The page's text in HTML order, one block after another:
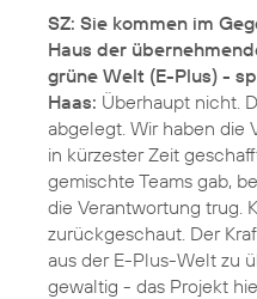
SZ: Sie kommen im
Haus der
grüne Welt (E-Plus) -
Haas: Überhaupt nicht.
abgelegt. Wir haben die
in kürzester Zeit
gemischte Teams gab,
die Verantwortung trug.
zurückgeschaut. Der
aus der E-Plus-Welt zu
gewaltig - das Projekt